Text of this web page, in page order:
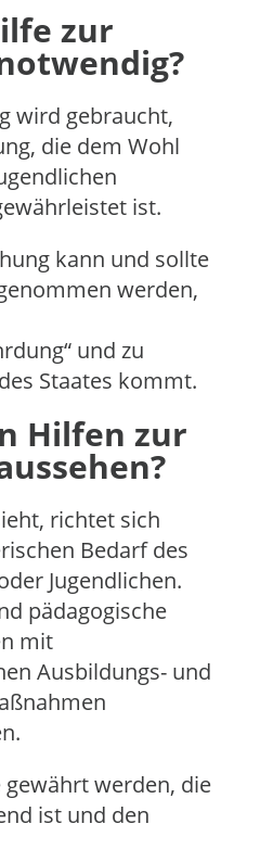
zur
wird gebraucht,
die dem Wohl
ist.
kann und sollte
werden,
und zu
Staates kommt.
Hilfen zur
richtet sich
Bedarf des
Jugendlichen.
pädagogische
mit
Ausbildungs- und
gewährt werden, die
ist und den